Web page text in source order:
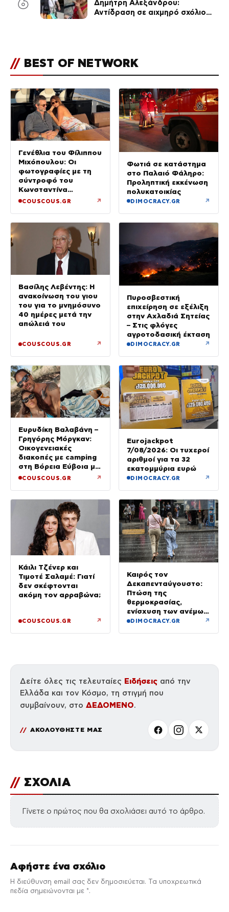
Δημήτρη Αλεξάνδρου:
Αντίδραση σε αιχμηρό σχόλιο
// BEST OF NETWORK
Γενέθλια του Φίλιππου
Μιχόπουλου: Οι
φωτογραφίες με τη
σύντροφό του
Κωνσταντίνα
Ευρυπίδου και το
COUSCOUS.GR ↗
Φωτιά σε κατάστημα
στο Παλαιό Φάληρο:
Προληπτική εκκένωση
πολυκατοικίας
DIMOCRACY.GR ↗
Βασίλης Λεβέντης: Η
ανακοίνωση του γιου
του για το μνημόσυνο
40 ημέρες μετά την
απώλειά του
COUSCOUS.GR ↗
Πυροσβεστική
επιχείρηση σε εξέλιξη
στην Αχλαδιά Σητείας
– Στις φλόγες
αγροτοδασική έκταση
DIMOCRACY.GR ↗
Ευρυδίκη Βαλαβάνη –
Γρηγόρης Μόργκαν:
Οικογενειακές
διακοπές με camping
στη Βόρεια Εύβοια με
τον ενός έτους γιο
COUSCOUS.GR ↗
Eurojackpot
7/08/2026: Οι τυχεροί
αριθμοί για τα 32
εκατομμύρια ευρώ
DIMOCRACY.GR ↗
Κάιλι Τζένερ και
Τιμοτέ Σαλαμέ: Γιατί
δεν σκέφτονται
ακόμη τον αρραβώνα;
COUSCOUS.GR ↗
Καιρός τον
Δεκαπενταύγουστο:
Πτώση της
θερμοκρασίας,
ενίσχυση των ανέμων
και καταιγίδες όπου
DIMOCRACY.GR ↗
Δείτε όλες τις τελευταίες Ειδήσεις από την
Ελλάδα και τον Κόσμο, τη στιγμή που
συμβαίνουν, στο ΔΕΔΟΜΕΝΟ.
ΑΚΟΛΟΥΘΗΣΤΕ ΜΑΣ
// ΣΧΟΛΙΑ
Γίνετε ο πρώτος που θα σχολιάσει αυτό το άρθρο.
Αφήστε ένα σχόλιο
Η διεύθυνση email σας δεν δημοσιεύεται. Τα υποχρεωτικά
πεδία σημειώνονται με *.